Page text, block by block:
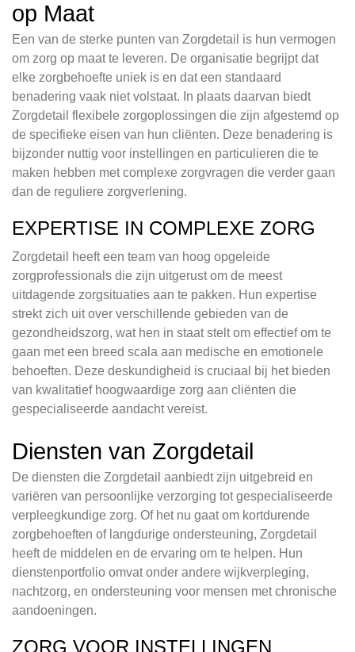
op Maat
Een van de sterke punten van Zorgdetail is hun vermogen
om zorg op maat te leveren. De organisatie begrijpt dat
elke zorgbehoefte uniek is en dat een standaard
benadering vaak niet volstaat. In plaats daarvan biedt
Zorgdetail flexibele zorgoplossingen die zijn afgestemd op
de specifieke eisen van hun cliënten. Deze benadering is
bijzonder nuttig voor instellingen en particulieren die te
maken hebben met complexe zorgvragen die verder gaan
dan de reguliere zorgverlening.
EXPERTISE IN COMPLEXE ZORG
Zorgdetail heeft een team van hoog opgeleide
zorgprofessionals die zijn uitgerust om de meest
uitdagende zorgsituaties aan te pakken. Hun expertise
strekt zich uit over verschillende gebieden van de
gezondheidszorg, wat hen in staat stelt om effectief om te
gaan met een breed scala aan medische en emotionele
behoeften. Deze deskundigheid is cruciaal bij het bieden
van kwalitatief hoogwaardige zorg aan cliënten die
gespecialiseerde aandacht vereist.
Diensten van Zorgdetail
De diensten die Zorgdetail aanbiedt zijn uitgebreid en
variëren van persoonlijke verzorging tot gespecialiseerde
verpleegkundige zorg. Of het nu gaat om kortdurende
zorgbehoeften of langdurige ondersteuning, Zorgdetail
heeft de middelen en de ervaring om te helpen. Hun
dienstenportfolio omvat onder andere wijkverpleging,
nachtzorg, en ondersteuning voor mensen met chronische
aandoeningen.
ZORG VOOR INSTELLINGEN